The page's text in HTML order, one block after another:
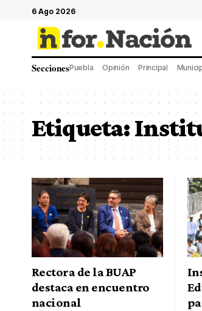
6 Ago 2026
SeccionesPuebla Opinión Principal
Etiqueta:
Rectora de la BUAP
destaca en encuentro
nacional